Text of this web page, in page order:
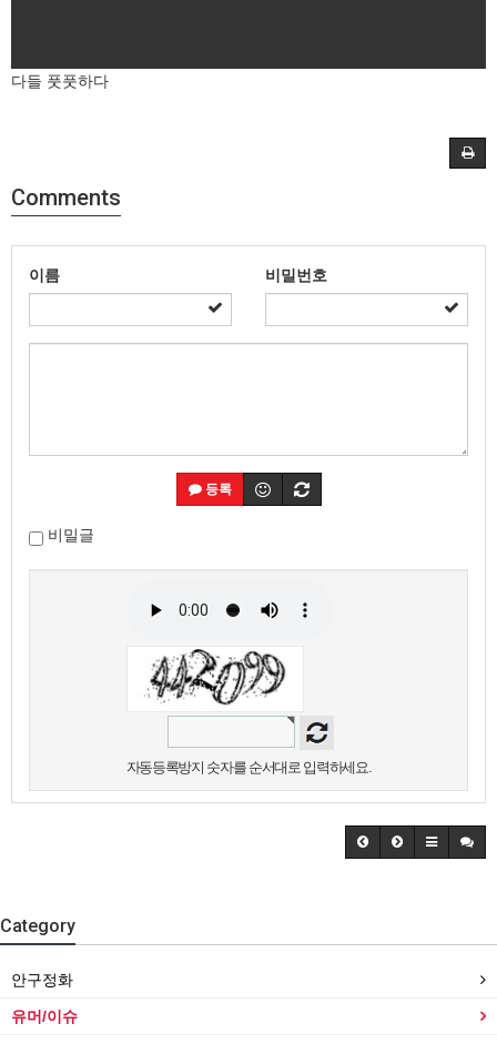
다들 풋풋하다
Comments
이름 비밀번호
등록
비밀글
자동등록방지 숫자를 순서대로 입력하세요.
Category
안구정화
유머/이슈